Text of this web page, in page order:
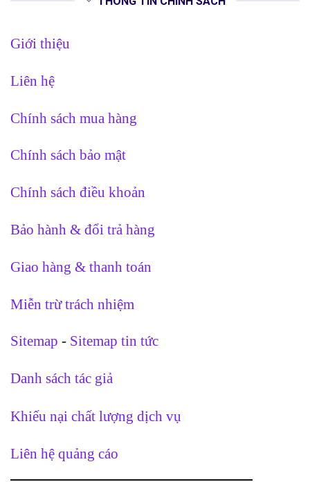
Giới thiệu
Liên hệ
Chính sách mua hàng
Chính sách bảo mật
Chính sách điều khoản
Bảo hành & đổi trả hàng
Giao hàng & thanh toán
Miễn trừ trách nhiệm
Sitemap - Sitemap tin tức
Danh sách tác giả
Khiếu nại chất lượng dịch vụ
Liên hệ quảng cáo